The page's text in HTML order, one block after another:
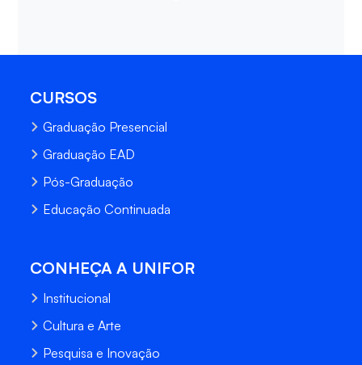
CURSOS
Graduação Presencial
Graduação EAD
Pós-Graduação
Educação Continuada
CONHEÇA A UNIFOR
Institucional
Cultura e Arte
Pesquisa e Inovação